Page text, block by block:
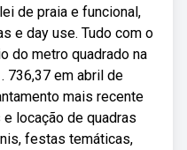
de praia e funcional,
e day use. Tudo com o
do metro quadrado na
736,37 em abril de
mais recente
locação de quadras
festas temáticas,